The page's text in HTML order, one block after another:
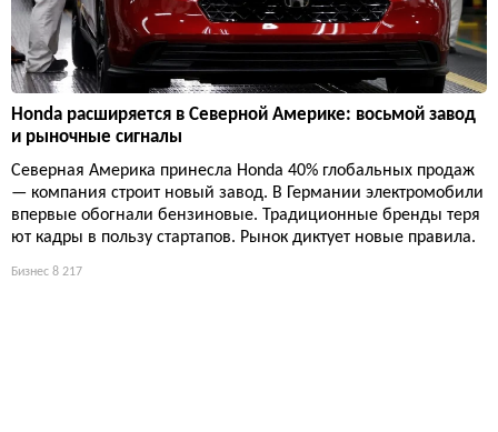
Honda расширяется в Северной Америке: восьмой завод
и рыночные сигналы
Северная Америка принесла Honda 40% глобальных продаж
— компания строит новый завод. В Германии электромобили
впервые обогнали бензиновые. Традиционные бренды теря
ют кадры в пользу стартапов. Рынок диктует новые правила.
Бизнес 8 217